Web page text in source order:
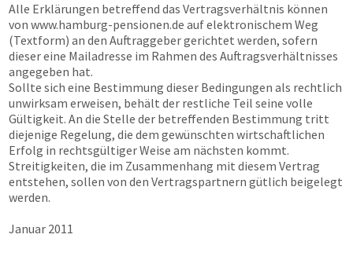
Alle Erklärungen betreffend das Vertragsverhältnis können
von www.hamburg-pensionen.de auf elektronischem Weg
(Textform) an den Auftraggeber gerichtet werden, sofern
dieser eine Mailadresse im Rahmen des Auftragsverhältnisses
angegeben hat.
Sollte sich eine Bestimmung dieser Bedingungen als rechtlich
unwirksam erweisen, behält der restliche Teil seine volle
Gültigkeit. An die Stelle der betreffenden Bestimmung tritt
diejenige Regelung, die dem gewünschten wirtschaftlichen
Erfolg in rechtsgültiger Weise am nächsten kommt.
Streitigkeiten, die im Zusammenhang mit diesem Vertrag
entstehen, sollen von den Vertragspartnern gütlich beigelegt
werden.
Januar 2011